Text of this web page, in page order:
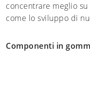
concentrare meglio
come lo sviluppo di
Componenti in